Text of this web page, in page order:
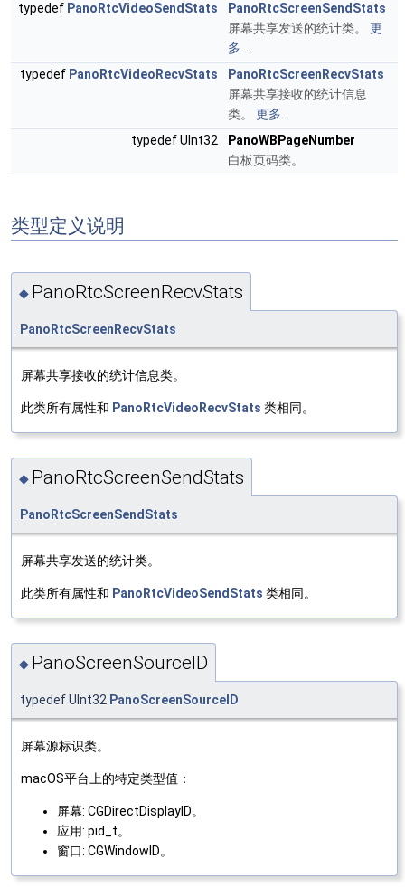
typedef PanoRtcVideoSendStats
PanoRtcScreenSendStats
屏幕共享发送的统计类。 更
多...
typedef PanoRtcVideoRecvStats
PanoRtcScreenRecvStats
屏幕共享接收的统计信息
类。 更多...
typedef UInt32
PanoWBPageNumber
白板页码类。
类型定义说明
◆ PanoRtcScreenRecvStats
PanoRtcScreenRecvStats
屏幕共享接收的统计信息类。
此类所有属性和 PanoRtcVideoRecvStats 类相同。
◆ PanoRtcScreenSendStats
PanoRtcScreenSendStats
屏幕共享发送的统计类。
此类所有属性和 PanoRtcVideoSendStats 类相同。
◆ PanoScreenSourceID
typedef UInt32 PanoScreenSourceID
屏幕源标识类。
macOS平台上的特定类型值：
屏幕: CGDirectDisplayID。
应用: pid_t。
窗口: CGWindowID。